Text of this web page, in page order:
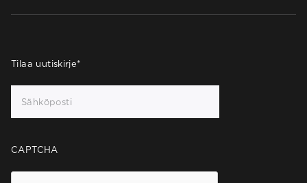
Tilaa uutiskirje*
CAPTCHA